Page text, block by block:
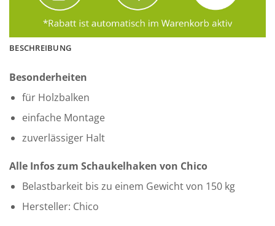
BESCHREIBUNG
Besonderheiten
für Holzbalken
einfache Montage
zuverlässiger Halt
Alle Infos zum Schaukelhaken von Chico
Belastbarkeit bis zu einem Gewicht von 150 kg
Hersteller: Chico